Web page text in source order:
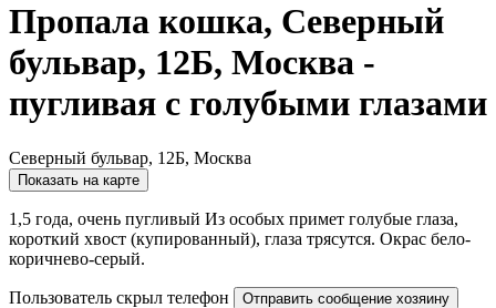
Пропала кошка, Северный
бульвар, 12Б, Москва -
пугливая с голубыми глазами
Северный бульвар, 12Б, Москва
Показать на карте
1,5 года, очень пугливый Из особых примет голубые глаза,
короткий хвост (купированный), глаза трясутся. Окрас бело-
коричнево-серый.
Пользователь скрыл телефон Отправить сообщение хозяину